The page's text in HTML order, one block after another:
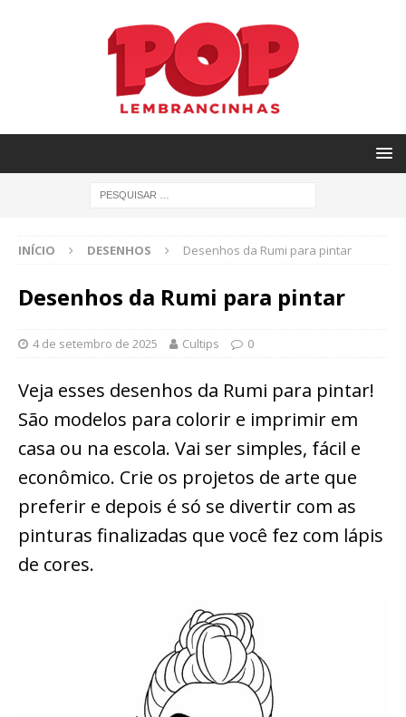
INÍCIO DESENHOS Desenhos da Rumi para pintar
Desenhos da Rumi para pintar
4 de setembro de 2025 Cultips 0
Veja esses desenhos da Rumi para pintar!
São modelos para colorir e imprimir em
casa ou na escola. Vai ser simples, fácil e
econômico. Crie os projetos de arte que
preferir e depois é só se divertir com as
pinturas finalizadas que você fez com lápis
de cores.